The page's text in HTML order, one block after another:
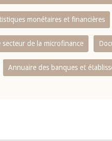
monétaires et financières
secteur de la microfinance
Annuaire des banques et